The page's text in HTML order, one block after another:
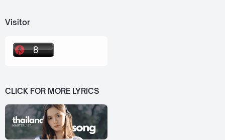
Visitor
CLICK FOR MORE LYRICS